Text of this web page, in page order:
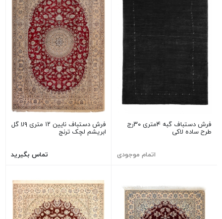
فرش دستباف گبه ۴متری ۳۰رج
طرح ساده لاکی
اتمام موجودی
فرش دستباف نایین ۱۲ متری ۹لا گل
ابریشم لچک ترنج
تماس بگیرید